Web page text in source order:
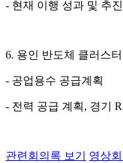
- 현재 이행 성과 및 추
6. 용인 반도체 클러스
- 공업용수 공급계획
- 전력 공급 계획, 경기
관련회의록 보기
영상